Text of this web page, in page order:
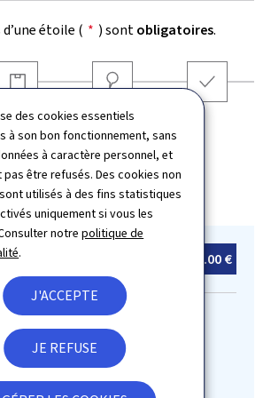
des cookies essentiels
à son bon fonctionnement, sans
à caractère personnel, et
pas être refusés. Des cookies non
utilisés à des fins statistiques
uniquement si vous les
notrepolitique de
.
J'ACCEPTE
JE REFUSE
étoile ( * ) sontobligatoires.
Adresse
0.00 €